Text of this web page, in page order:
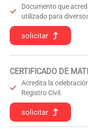
Documento que
utilizado para
solicitar
CERTIFICADO DE
Acredita la
Registro Civil.
solicitar